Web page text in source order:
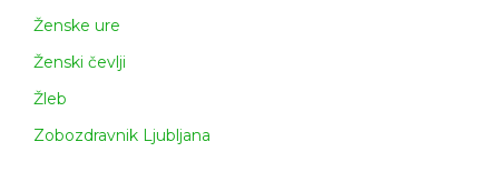
Ženske ure
Ženski čevlji
Žleb
Zobozdravnik Ljubljana